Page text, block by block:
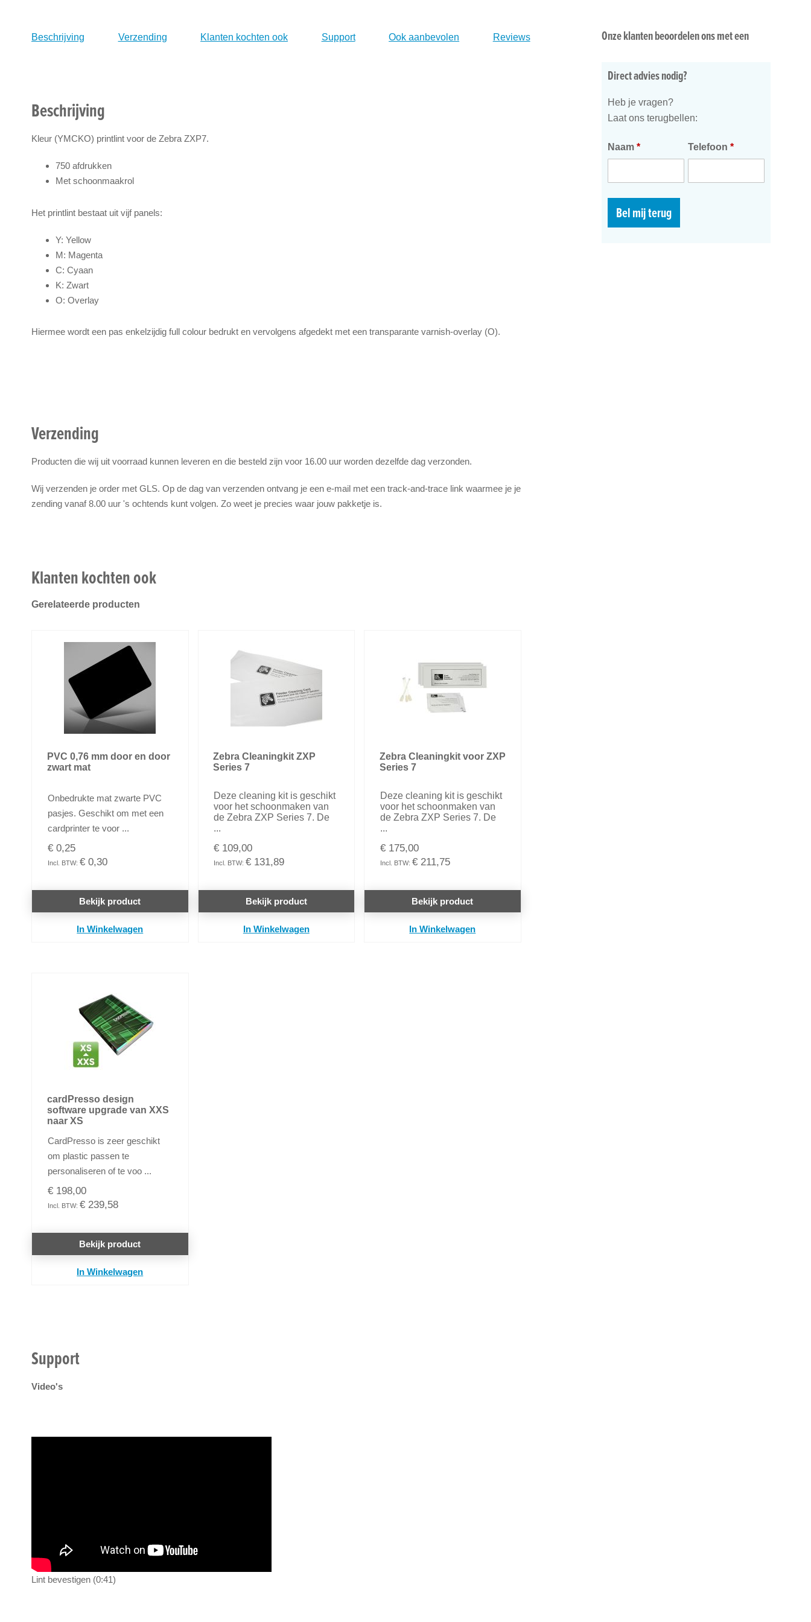
begin
Beschrijving Verzending Klanten kochten ook Support Ook aanbevolen Reviews
Beschrijving
Kleur (YMCKO) printlint voor de Zebra ZXP7.
750 afdrukken
Met schoonmaakrol
Het printlint bestaat uit vijf panels:
Y: Yellow
M: Magenta
C: Cyaan
K: Zwart
O: Overlay
Hiermee wordt een pas enkelzijdig full colour bedrukt en vervolgens afgedekt met een transparante varnish-overlay (O).
Verzending
Producten die wij uit voorraad kunnen leveren en die besteld zijn voor 16.00 uur worden dezelfde dag verzonden.
Wij verzenden je order met GLS. Op de dag van verzenden ontvang je een e-mail met een track-and-trace link waarmee je je
zending vanaf 8.00 uur 's ochtends kunt volgen. Zo weet je precies waar jouw pakketje is.
Klanten kochten ook
Gerelateerde producten
PVC 0,76 mm door en door
zwart mat
Onbedrukte mat zwarte PVC
pasjes. Geschikt om met een
cardprinter te voor ...
€ 0,25
€ 0,30
Bekijk product
In Winkelwagen
Zebra Cleaningkit ZXP
Series 7
Deze cleaning kit is geschikt
voor het schoonmaken van
de Zebra ZXP Series 7. De
...
€ 109,00
€ 131,89
Bekijk product
In Winkelwagen
Zebra Cleaningkit voor ZXP
Series 7
Deze cleaning kit is geschikt
voor het schoonmaken van
de Zebra ZXP Series 7. De
...
€ 175,00
€ 211,75
Bekijk product
In Winkelwagen
cardPresso design
software upgrade van XXS
naar XS
CardPresso is zeer geschikt
om plastic passen te
personaliseren of te voo ...
€ 198,00
€ 239,58
Bekijk product
In Winkelwagen
Support
Video's
Lint bevestigen (0:41)
Onze klanten beoordelen ons met een
Direct advies nodig?
Heb je vragen?
Laat ons terugbellen:
Naam * Telefoon *
Bel mij terug